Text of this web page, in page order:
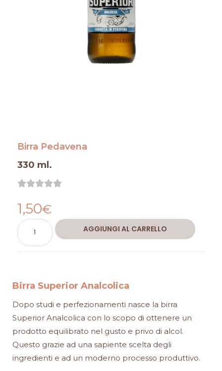
Birra Pedavena
330 ml.

5
1,50€
Birra
Superior
Analcolica
quantità
AGGIUNGI AL CARRELLO
Alternative:
Birra Superior Analcolica
Dopo studi e perfezionamenti nasce la birra
Superior Analcolica con lo scopo di ottenere un
prodotto equilibrato nel gusto e privo di alcol.
Questo grazie ad una sapiente scelta degli
ingredienti e ad un moderno processo produttivo.